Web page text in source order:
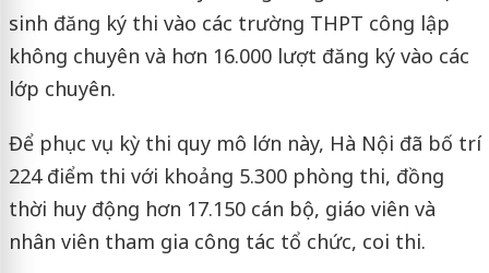
sinh đăng ký thi vào các trường THPT công lập
không chuyên và hơn 16.000 lượt đăng ký vào các
lớp chuyên.
Để phục vụ kỳ thi quy mô lớn này, Hà Nội đã bố trí
224 điểm thi với khoảng 5.300 phòng thi, đồng
thời huy động hơn 17.150 cán bộ, giáo viên và
nhân viên tham gia công tác tổ chức, coi thi.